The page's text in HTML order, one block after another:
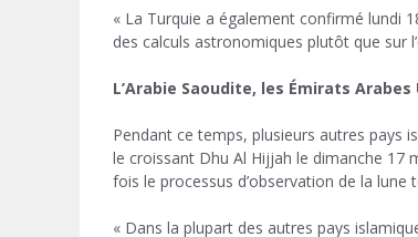
« La Turquie a également confirmé lundi
des calculs astronomiques plutôt que sur
L’Arabie Saoudite, les Émirats
Pendant ce temps, plusieurs autres pays
le croissant Dhu Al Hijjah le dimanche 17
fois le processus d’observation de la lune
« Dans la plupart des autres pays